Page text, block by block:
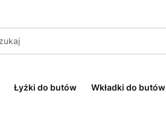
Łyżki do butów Wkładki do butów